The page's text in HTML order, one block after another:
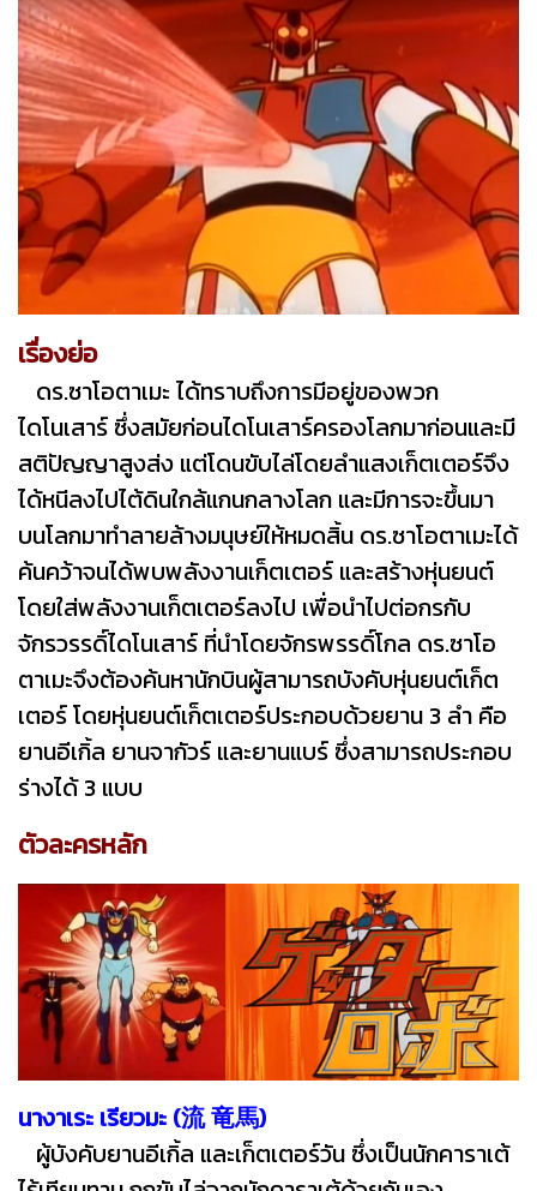
เรื่องย่อ
ดร.ซาโอตาเมะ ได้ทราบถึงการมีอยู่ของพวก
ไดโนเสาร์ ซึ่งสมัยก่อนไดโนเสาร์ครองโลกมาก่อนและมี
สติปัญญาสูงส่ง แต่โดนขับไล่โดยลำแสงเก็ตเตอร์จึง
ได้หนีลงไปไต้ดินใกล้แกนกลางโลก และมีการจะขึ้นมา
บนโลกมาทำลายล้างมนุษย์ให้หมดสิ้น ดร.ซาโอตาเมะได้
ค้นคว้าจนได้พบพลังงานเก็ตเตอร์ และสร้างหุ่นยนต์
โดยใส่พลังงานเก็ตเตอร์ลงไป เพื่อนำไปต่อกรกับ
จักรวรรดิ์ไดโนเสาร์ ที่นำโดยจักรพรรดิ์โกล ดร.ซาโอ
ตาเมะจึงต้องค้นหานักบินผู้สามารถบังคับหุ่นยนต์เก็ต
เตอร์ โดยหุ่นยนต์เก็ตเตอร์ประกอบด้วยยาน 3 ลำ คือ
ยานอีเกิ้ล ยานจากัวร์ และยานแบร์ ซึ่งสามารถประกอบ
ร่างได้ 3 แบบ
ตัวละครหลัก
นางาเระ เรียวมะ (流 竜馬)
ผู้บังคับยานอีเกิ้ล และเก็ตเตอร์วัน ซึ่งเป็นนักคาราเต้